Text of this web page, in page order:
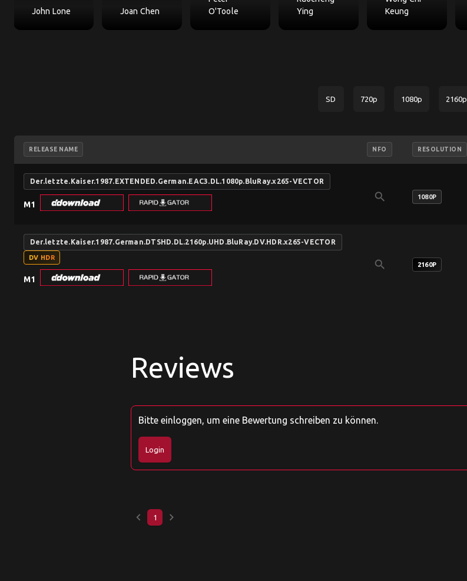
John Lone Joan Chen
O'Toole
Ying
Keung
SD 720p 1080p 2160p
RELEASE NAME NFO RESOLUTION
Der.letzte.Kaiser.1987.EXTENDED.German.EAC3.DL.1080p.BluRay.x265-VECTOR
M1
search 1080P
Der.letzte.Kaiser.1987.German.DTSHD.DL.2160p.UHD.BluRay.DV.HDR.x265-VECTOR
DV HDR
M1
search 2160P
Reviews
Bitte einloggen, um eine Bewertung schreiben zu können.
Login
keyboard_arrow_left 1 keyboard_arrow_right